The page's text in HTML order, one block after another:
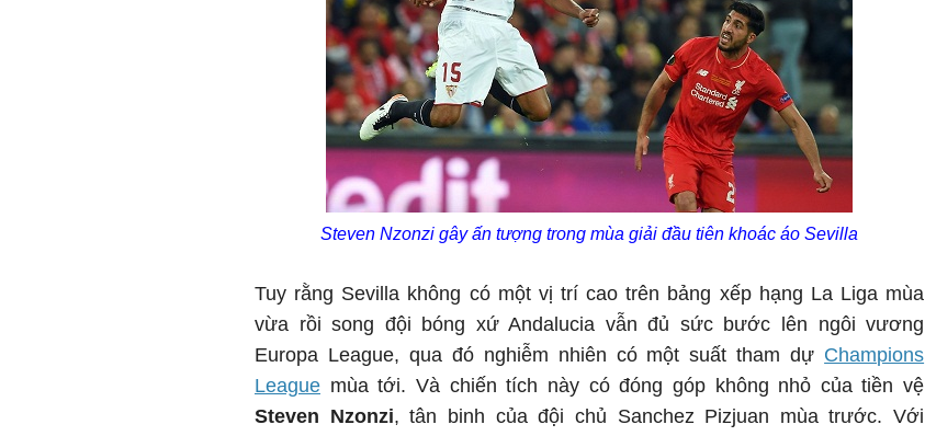
Steven Nzonzi gây ấn tượng trong mùa giải đầu tiên khoác áo Sevilla
Tuy rằng Sevilla không có một vị trí cao trên bảng xếp hạng La Liga mùa
vừa rồi song đội bóng xứ Andalucia vẫn đủ sức bước lên ngôi vương
Europa League, qua đó nghiễm nhiên có một suất tham dự Champions
League mùa tới. Và chiến tích này có đóng góp không nhỏ của tiền vệ
Steven Nzonzi, tân binh của đội chủ Sanchez Pizjuan mùa trước. Với